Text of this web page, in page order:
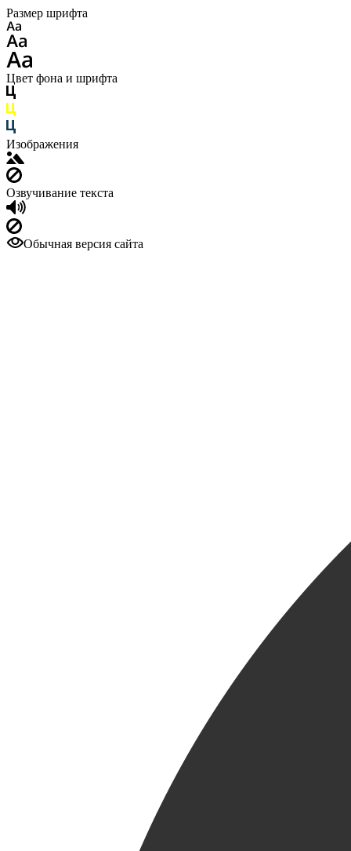
Размер шрифта
Цвет фона и шрифта
Изображения
Озвучивание текста
Обычная версия сайта